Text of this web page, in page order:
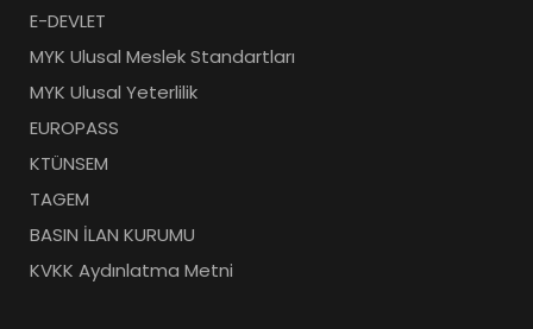
E-DEVLET
MYK Ulusal Meslek Standartları
MYK Ulusal Yeterlilik
EUROPASS
KTÜNSEM
TAGEM
BASIN İLAN KURUMU
KVKK Aydınlatma Metni